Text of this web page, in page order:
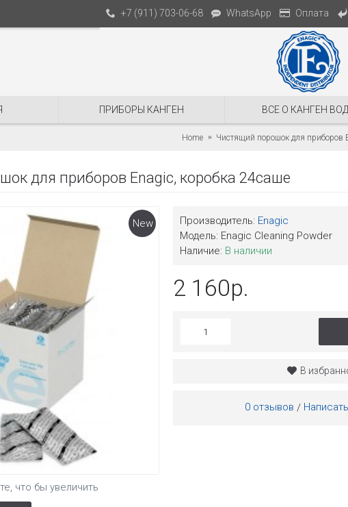
+7 (911) 703-06-68 WhatsApp Оплата
ПРИБОРЫ КАНГЕН ВСЕ О КАНГЕН
Home Чистящий порошок для приборов
для приборов Enagic, коробка 24саше
New
что бы увеличить
Производитель: Enagic
Модель: Enagic Cleaning Powder
Наличие: В наличии
2 160р.
В
0 отзывов /